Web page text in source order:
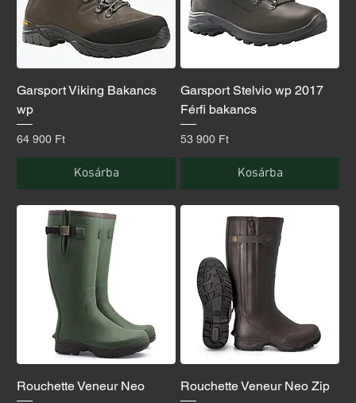
Garsport Viking Bakancs
wp
Ár
64 900 Ft
Kosárba
Garsport Stelvio wp 2017
Férfi bakancs
Ár
53 900 Ft
Kosárba
Rouchette Veneur Neo Rouchette Veneur Neo Zip